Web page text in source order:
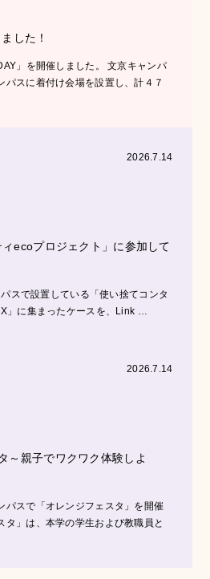
した！
」を開催しました。 文京キャンパ
パスに着付け会場を設置し、計４７
2026.7.14
ecoプロジェクト」に参加して
スで設置している「使い捨てコンタ
」に集まったケースを、Link …
2026.7.14
～親子でワクワク体験しよ
パスで「オレンジフェスタ」を開催
タ」は、本学の学生および教職員と